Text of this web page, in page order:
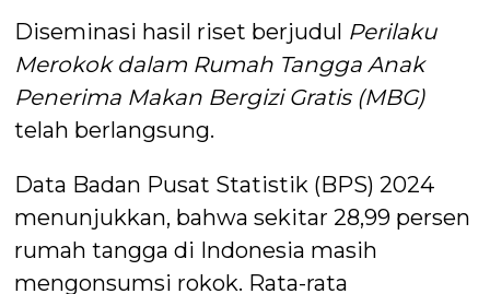
Diseminasi hasil riset berjudul Perilaku
Merokok dalam Rumah Tangga Anak
Penerima Makan Bergizi Gratis (MBG)
telah berlangsung.
Data Badan Pusat Statistik (BPS) 2024
menunjukkan, bahwa sekitar 28,99 persen
rumah tangga di Indonesia masih
mengonsumsi rokok. Rata-rata